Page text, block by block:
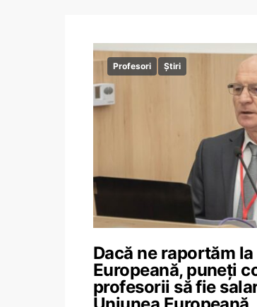
Profesori Știri
Dacă ne raportăm
Europeană, puneți
profesorii să fie